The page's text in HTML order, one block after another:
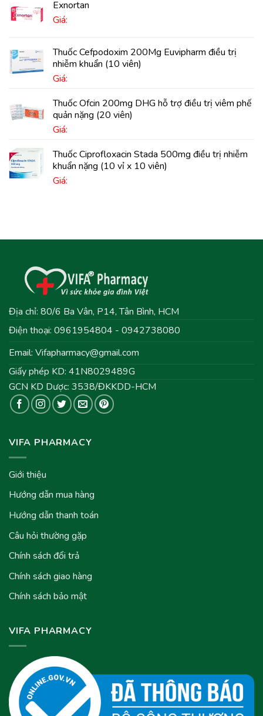
Exnortan
Giá:
Thuốc Cefpodoxim 200Mg Euvipharm điều trị
nhiễm khuẩn (10 viên)
Giá:
Thuốc Ofcin 200mg DHG hỗ trợ điều trị viêm phế
quản nặng (20 viên)
Giá:
Thuốc Ciprofloxacin Stada 500mg điều trị nhiễm
khuẩn nặng (10 vỉ x 10 viên)
Giá:
Địa chỉ: 80/6 Ba Vân, P14, Tân Bình, HCM
Điện thoại: 0961954804 - 0942738080
Email: Vifapharmacy@gmail.com
Giấy phép KD: 41N8029489G
GCN KD Dược: 3538/ĐKKDD-HCM
VIFA PHARMACY
Giới thiệu
Hướng dẫn mua hàng
Hướng dẫn thanh toán
Câu hỏi thường gặp
Chính sách đổi trả
Chính sách giao hàng
Chính sách bảo mật
VIFA PHARMACY